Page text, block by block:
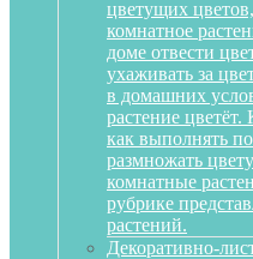
цветущих
комнатное
доме отвести
ухаживать за
в домашних
растение
как выполнять
размножать
комнатные
рубрике
растений.
Декоративно-